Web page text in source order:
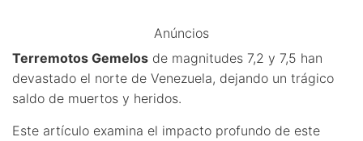
Anúncios
Terremotos Gemelos de magnitudes 7,2 y 7,5 han
devastado el norte de Venezuela, dejando un trágico
saldo de muertos y heridos.
Este artículo examina el impacto profundo de este